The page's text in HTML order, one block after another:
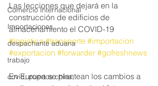
Comercio Internacional
Importaciones
despachante aduana
trabajo
covid, puertos china,
Las lecciones que dejará en la
construcción de edificios de
almacenamiento el COVID-19
#logistica #transporte #importacion
#exportacion #forwarder #gofreshnews
En Europa se plantean los cambios a